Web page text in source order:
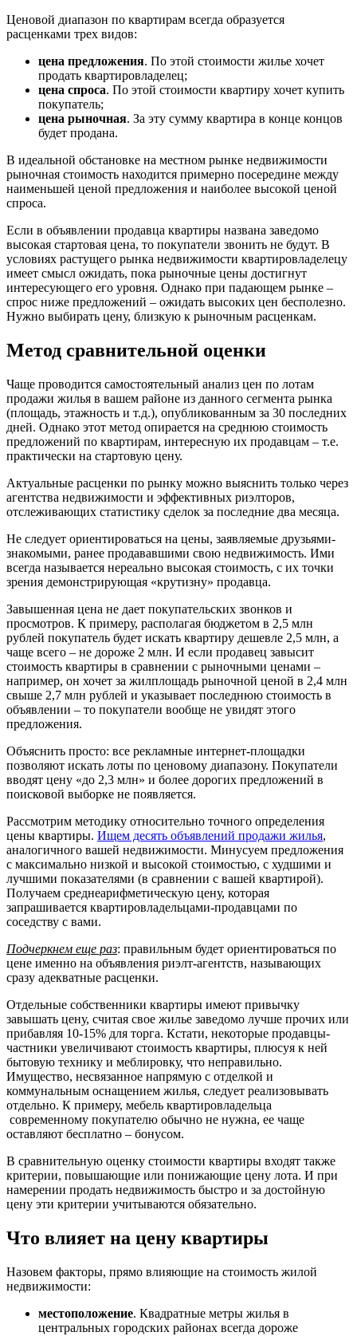
Ценовой диапазон по квартирам всегда образуется
расценками трех видов:
цена предложения. По этой стоимости жилье хочет
продать квартировладелец;
цена спроса. По этой стоимости квартиру хочет купить
покупатель;
цена рыночная. За эту сумму квартира в конце концов
будет продана.
В идеальной обстановке на местном рынке недвижимости
рыночная стоимость находится примерно посередине между
наименьшей ценой предложения и наиболее высокой ценой
спроса.
Если в объявлении продавца квартиры названа заведомо
высокая стартовая цена, то покупатели звонить не будут. В
условиях растущего рынка недвижимости квартировладелецу
имеет смысл ожидать, пока рыночные цены достигнут
интересующего его уровня. Однако при падающем рынке –
спрос ниже предложений – ожидать высоких цен бесполезно.
Нужно выбирать цену, близкую к рыночным расценкам.
Метод сравнительной оценки
Чаще проводится самостоятельный анализ цен по лотам
продажи жилья в вашем районе из данного сегмента рынка
(площадь, этажность и т.д.), опубликованным за 30 последних
дней. Однако этот метод опирается на среднюю стоимость
предложений по квартирам, интересную их продавцам – т.е.
практически на стартовую цену.
Актуальные расценки по рынку можно выяснить только через
агентства недвижимости и эффективных риэлторов,
отслеживающих статистику сделок за последние два месяца.
Не следует ориентироваться на цены, заявляемые друзьями-
знакомыми, ранее продававшими свою недвижимость. Ими
всегда называется нереально высокая стоимость, с их точки
зрения демонстрирующая «крутизну» продавца.
Завышенная цена не дает покупательских звонков и
просмотров. К примеру, располагая бюджетом в 2,5 млн
рублей покупатель будет искать квартиру дешевле 2,5 млн, а
чаще всего – не дороже 2 млн. И если продавец завысит
стоимость квартиры в сравнении с рыночными ценами –
например, он хочет за жилплощадь рыночной ценой в 2,4 млн
свыше 2,7 млн рублей и указывает последнюю стоимость в
объявлении – то покупатели вообще не увидят этого
предложения.
Объяснить просто: все рекламные интернет-площадки
позволяют искать лоты по ценовому диапазону. Покупатели
вводят цену «до 2,3 млн» и более дорогих предложений в
поисковой выборке не появляется.
Рассмотрим методику относительно точного определения
цены квартиры. Ищем десять объявлений продажи жилья,
аналогичного вашей недвижимости. Минусуем предложения
с максимально низкой и высокой стоимостью, с худшими и
лучшими показателями (в сравнении с вашей квартирой).
Получаем среднеарифметическую цену, которая
запрашивается квартировладельцами-продавцами по
соседству с вами.
Подчеркнем еще раз: правильным будет ориентироваться по
цене именно на объявления риэлт-агентств, называющих
сразу адекватные расценки.
Отдельные собственники квартиры имеют привычку
завышать цену, считая свое жилье заведомо лучше прочих или
прибавляя 10-15% для торга. Кстати, некоторые продавцы-
частники увеличивают стоимость квартиры, плюсуя к ней
бытовую технику и меблировку, что неправильно.
Имущество, несвязанное напрямую с отделкой и
коммунальным оснащением жилья, следует реализовывать
отдельно. К примеру, мебель квартировладельца
современному покупателю обычно не нужна, ее чаще
оставляют бесплатно – бонусом.
В сравнительную оценку стоимости квартиры входят также
критерии, повышающие или понижающие цену лота. И при
намерении продать недвижимость быстро и за достойную
цену эти критерии учитываются обязательно.
Что влияет на цену квартиры
Назовем факторы, прямо влияющие на стоимость жилой
недвижимости:
местоположение. Квадратные метры жилья в
центральных городских районах всегда дороже